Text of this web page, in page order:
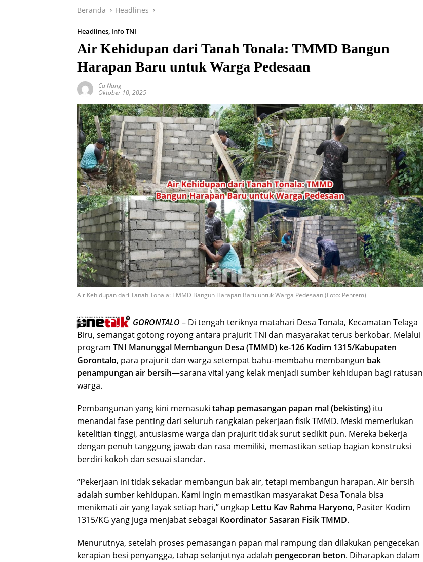
Beranda Headlines
Headlines, Info TNI
Air Kehidupan dari Tanah Tonala: TMMD Bangun
Harapan Baru untuk Warga Pedesaan
Ca Nang
Oktober 10, 2025
Air Kehidupan dari Tanah Tonala: TMMD Bangun Harapan Baru untuk Warga Pedesaan (Foto: Penrem)
GORONTALO – Di tengah teriknya matahari Desa Tonala, Kecamatan Telaga
Biru, semangat gotong royong antara prajurit TNI dan masyarakat terus berkobar. Melalui
program TNI Manunggal Membangun Desa (TMMD) ke-126 Kodim 1315/Kabupaten
Gorontalo, para prajurit dan warga setempat bahu-membahu membangun bak
penampungan air bersih—sarana vital yang kelak menjadi sumber kehidupan bagi ratusan
warga.
Pembangunan yang kini memasuki tahap pemasangan papan mal (bekisting) itu
menandai fase penting dari seluruh rangkaian pekerjaan fisik TMMD. Meski memerlukan
ketelitian tinggi, antusiasme warga dan prajurit tidak surut sedikit pun. Mereka bekerja
dengan penuh tanggung jawab dan rasa memiliki, memastikan setiap bagian konstruksi
berdiri kokoh dan sesuai standar.
“Pekerjaan ini tidak sekadar membangun bak air, tetapi membangun harapan. Air bersih
adalah sumber kehidupan. Kami ingin memastikan masyarakat Desa Tonala bisa
menikmati air yang layak setiap hari,” ungkap Lettu Kav Rahma Haryono, Pasiter Kodim
1315/KG yang juga menjabat sebagai Koordinator Sasaran Fisik TMMD.
Menurutnya, setelah proses pemasangan papan mal rampung dan dilakukan pengecekan
kerapian besi penyangga, tahap selanjutnya adalah pengecoran beton. Diharapkan dalam